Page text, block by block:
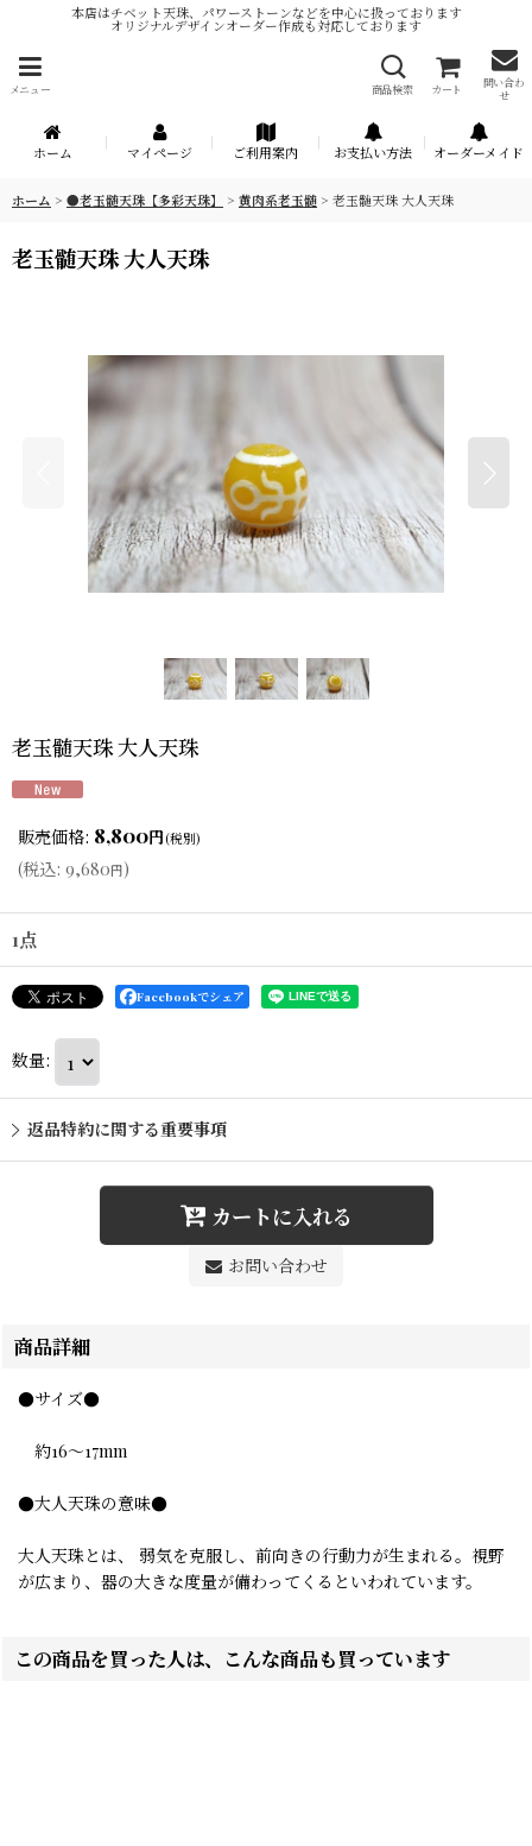
本店はチベット天珠、パワーストーンなどを中心に扱っております
オリジナルデザインオーダー作成も対応しております
メニュー 商品検索 カート
問い合わ
せ
ホーム マイページ ご利用案内 お支払い方法 オーダーメイド
ホーム > ●老玉髄天珠【多彩天珠】 > 黄肉系老玉髄 > 老玉髄天珠 大人天珠
老玉髄天珠 大人天珠
老玉髄天珠 大人天珠
販売価格: 8,800円(税別)
(税込: 9,680円)
1点
Facebookでシェア
数量:
返品特約に関する重要事項
カートに入れる
お問い合わせ
商品詳細
●サイズ●
約16〜17mm
●大人天珠の意味●
大人天珠とは、 弱気を克服し、前向きの行動力が生まれる。視野
が広まり、器の大きな度量が備わってくるといわれています。
この商品を買った人は、こんな商品も買っています